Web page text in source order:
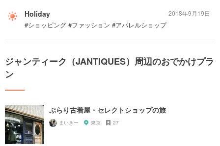
Holiday
#ショッピング #ファッション #アパレルショップ
2018年9月19日
ジャンティーク（JANTIQUES）周辺のおでかけプラ
ン
ぶらり古着屋・セレクトショップの旅
まいきー 東京 27